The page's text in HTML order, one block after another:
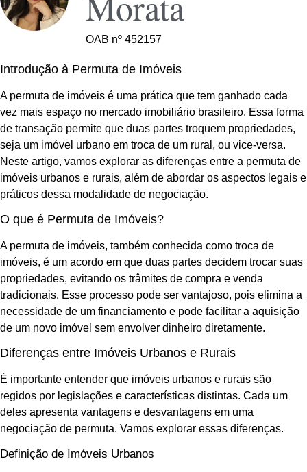
OAB nº 452157
Introdução à Permuta de Imóveis
A permuta de imóveis é uma prática que tem ganhado cada
vez mais espaço no mercado imobiliário brasileiro. Essa forma
de transação permite que duas partes troquem propriedades,
seja um imóvel urbano em troca de um rural, ou vice-versa.
Neste artigo, vamos explorar as diferenças entre a permuta de
imóveis urbanos e rurais, além de abordar os aspectos legais e
práticos dessa modalidade de negociação.
O que é Permuta de Imóveis?
A permuta de imóveis, também conhecida como troca de
imóveis, é um acordo em que duas partes decidem trocar suas
propriedades, evitando os trâmites de compra e venda
tradicionais. Esse processo pode ser vantajoso, pois elimina a
necessidade de um financiamento e pode facilitar a aquisição
de um novo imóvel sem envolver dinheiro diretamente.
Diferenças entre Imóveis Urbanos e Rurais
É importante entender que imóveis urbanos e rurais são
regidos por legislações e características distintas. Cada um
deles apresenta vantagens e desvantagens em uma
negociação de permuta. Vamos explorar essas diferenças.
Definição de Imóveis Urbanos